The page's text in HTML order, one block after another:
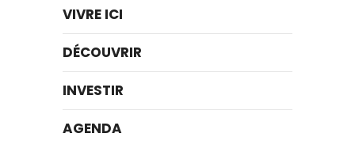
VIVRE ICI
DÉCOUVRIR
INVESTIR
AGENDA